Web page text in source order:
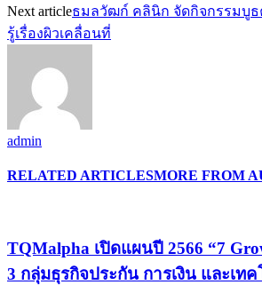
Next articleธมลวัฒก์ คลินิก จัดกิจกรรมบู
รู้เรื่องผิวเคลื่อนที่
admin
RELATED ARTICLESMORE FROM
TQMalpha เปิดแผนปี 2566 “7
3 กลุ่มธุรกิจประกัน การเงิน และเท